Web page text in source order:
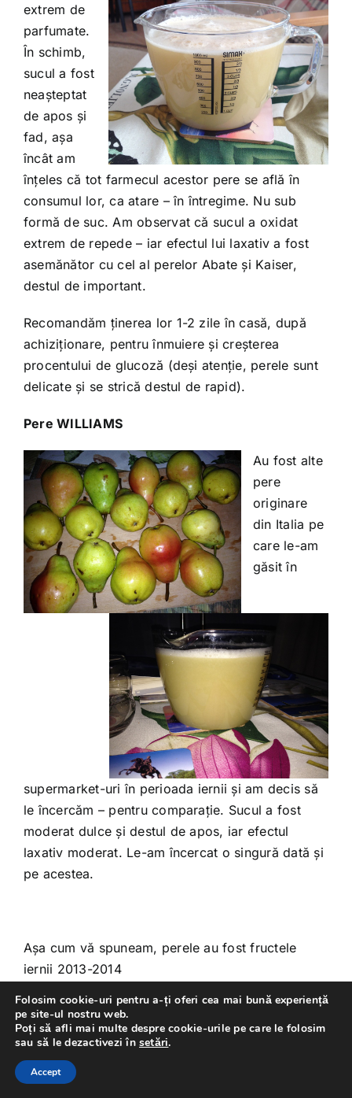
extrem de
parfumate.
În schimb,
sucul a fost
neașteptat
de apos și
fad, așa
încât am
înțeles că tot farmecul acestor pere se află în
consumul lor, ca atare – în întregime. Nu sub
formă de suc. Am observat că sucul a oxidat
extrem de repede – iar efectul lui laxativ a fost
asemănător cu cel al perelor Abate și Kaiser,
destul de important.
Recomandăm ținerea lor 1-2 zile în casă, după
achiziționare, pentru înmuiere și creșterea
procentului de glucoză (deși atenție, perele sunt
delicate și se strică destul de rapid).
Pere WILLIAMS
Au fost alte
pere
originare
din Italia pe
care le-am
găsit în
supermarket-uri în perioada iernii și am decis să
le încercăm – pentru comparație. Sucul a fost
moderat dulce și destul de apos, iar efectul
laxativ moderat. Le-am încercat o singură dată și
pe acestea.
Așa cum vă spuneam, perele au fost fructele
iernii 2013-2014
simplu – 4-5 pere la masa de prânz sau de seară
– sau le-am consumat mult sub formă de suc –
Le-am folosit și în salatele de fructe – alături de
Folosim cookie-uri pentru a-ți oferi cea mai bună experiență
pe site-ul nostru web.
Poți să afli mai multe despre cookie-urile pe care le folosim
sau să le dezactivezi în setări.
Accept